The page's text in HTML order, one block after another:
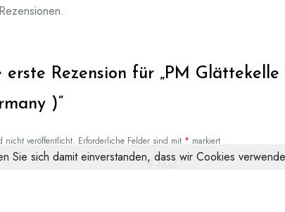
erste Rezension für „PM
)“
nicht veröffentlicht. Erforderliche Felder sind mit * markiert
E-Mail
sich damit einverstanden, dass wir Cookies